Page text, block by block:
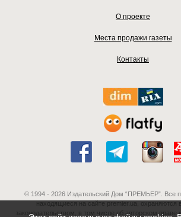
О проекте
Места продажи газеты
Контакты
© 1994 - 2026 Издательский Дом “ПРЕМЬЕР”. Все
находящиеся на сайте premier.ua, охраняются
законодательством, в том числе об авторском